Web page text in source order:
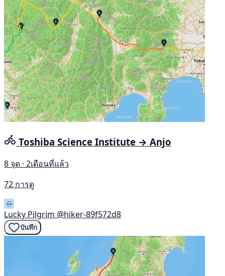
Toshiba Science Institute → Anjo
8 จุด · 2เดือนที่แล้ว
72 การดู
Lucky Pilgrim @hiker-89f572d8
บันทึก